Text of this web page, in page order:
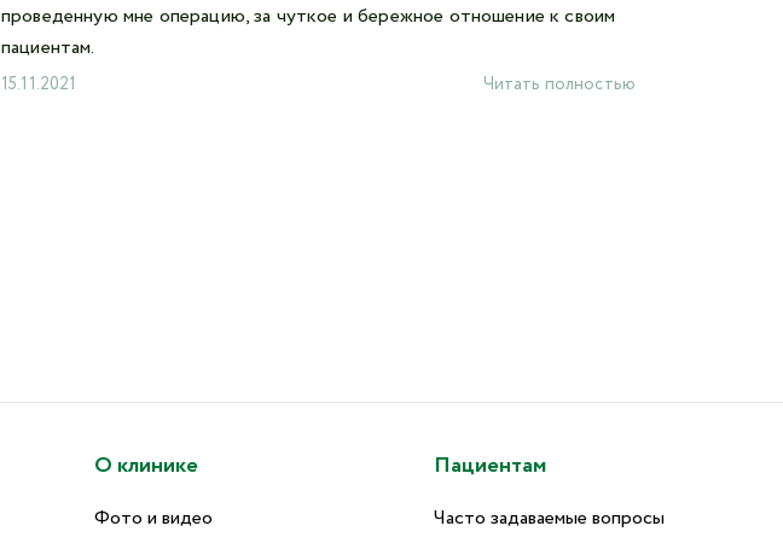
проведенную мне операцию, за чуткое и бережное отношение к своим
пациентам.
15.11.2021 Читать полностью
О клинике
Фото и видео
Пациентам
Часто задаваемые вопросы